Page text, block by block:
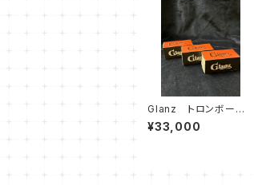
Glanz トロンボーン
マウスピース YTシリ
ーズ（太管）
¥33,000